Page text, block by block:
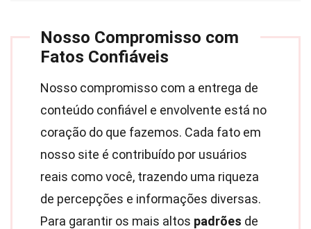
Nosso Compromisso com
Fatos Confiáveis
Nosso compromisso com a entrega de
conteúdo confiável e envolvente está no
coração do que fazemos. Cada fato em
nosso site é contribuído por usuários
reais como você, trazendo uma riqueza
de percepções e informações diversas.
Para garantir os mais altos padrões de